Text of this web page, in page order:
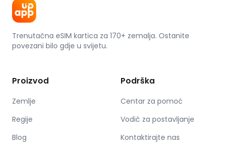
Trenutačna eSIM kartica za 170+ zemalja. Ostanite
povezani bilo gdje u svijetu.
Proizvod
Zemlje
Regije
Blog
Podrška
Centar za pomoć
Vodič za postavljanje
Kontaktirajte nas